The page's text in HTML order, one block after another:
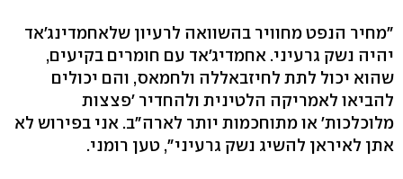
"מחיר הנפט מחוויר בהשוואה לרעיון שלאחמדינג'אד
יהיה נשק גרעיני. אחמדיג'אד עם חומרים בקיעים,
שהוא יכול לתת לחיזבאללה ולחמאס, והם יכולים
להביאו לאמריקה הלטינית ולהחדיר 'פצצות
מלוכלכות' או מתוחכמות יותר לארה"ב. אני בפירוש לא
אתן לאיראן להשיג נשק גרעיני", טען רומני.